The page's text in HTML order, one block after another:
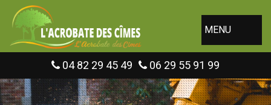
MENU
04 82 29 45 49 06 29 55 91 99